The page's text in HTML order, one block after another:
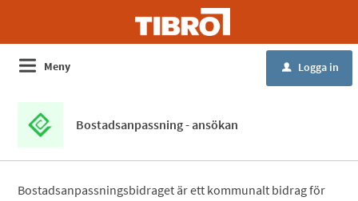
Meny u Logga in
Bostadsanpassning - ansökan
Bostadsanpassningsbidraget är ett kommunalt bidrag för